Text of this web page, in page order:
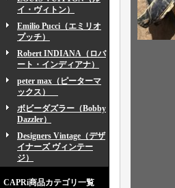
イ・ヴィトン）
Emilio Pucci（エミリオ
プッチ）
Robert INDIANA（ロバ
ート・インディアナ）
peter max（ピーターマ
ックス）
ボビーダズラー（Bobby
Dazzler）
Designers Vintage（デザ
イナーズ ヴィンテー
ジ）
CAPRi商品カテゴリ一覧